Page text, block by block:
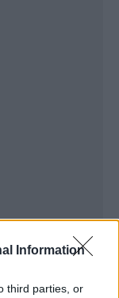
Information
third parties, or